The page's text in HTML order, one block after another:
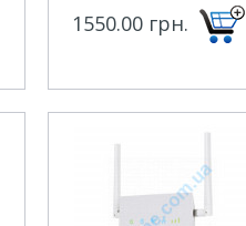
1550.00 грн.